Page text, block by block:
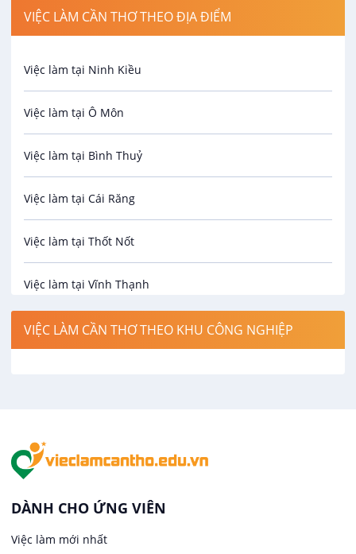
Luật
Biên phiên dịch
Công nghệ sinh học
VIỆC LÀM CẦN THƠ THEO ĐỊA ĐIỂM
Việc làm tại Ninh Kiều
Việc làm tại Ô Môn
Việc làm tại Bình Thuỷ
Việc làm tại Cái Răng
Việc làm tại Thốt Nốt
Việc làm tại Vĩnh Thạnh
Việc làm tại Cờ Đỏ
Việc làm tại Cái Khế
Việc làm tại Tân An
Việc làm tại An Bình
VIỆC LÀM CẦN THƠ THEO KHU CÔNG NGHIỆP
DÀNH CHO ỨNG VIÊN
Việc làm mới nhất